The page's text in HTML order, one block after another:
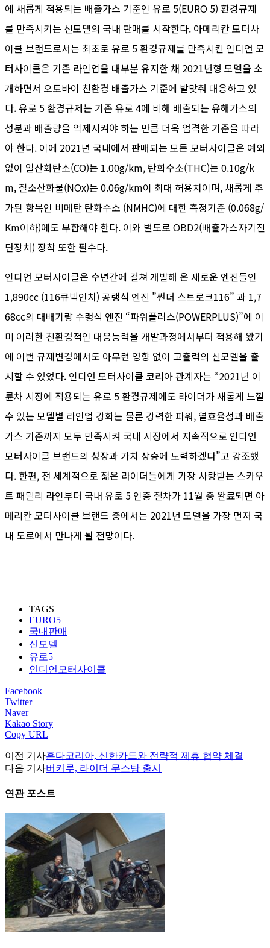
에 새롭게 적용되는 배출가스 기준인 유로 5(EURO 5) 환경규제
를 만족시키는 신모델의 국내 판매를 시작한다. 아메리칸 모터사
이클 브랜드로서는 최초로 유로 5 환경규제를 만족시킨 인디언 모
터사이클은 기존 라인업을 대부분 유지한 채 2021년형 모델을 소
개하면서 오토바이 친환경 배출가스 기준에 발맞춰 대응하고 있
다. 유로 5 환경규제는 기존 유로 4에 비해 배출되는 유해가스의
성분과 배출량을 억제시켜야 하는 만큼 더욱 엄격한 기준을 따라
야 한다. 이에 2021년 국내에서 판매되는 모든 모터사이클은 예외
없이 일산화탄소(CO)는 1.00g/km, 탄화수소(THC)는 0.10g/k
m, 질소산화물(NOx)는 0.06g/km이 최대 허용치이며, 새롭게 추
가된 항목인 비메탄 탄화수소 (NMHC)에 대한 측정기준 (0.068g/
Km이하)에도 부합해야 한다. 이와 별도로 OBD2(배출가스자기진
단장치) 장착 또한 필수다.
인디언 모터사이클은 수년간에 걸쳐 개발해 온 새로운 엔진들인
1,890cc (116큐빅인치) 공랭식 엔진 ”썬더 스트로크116” 과 1,7
68cc의 대배기량 수랭식 엔진 “파워플러스(POWERPLUS)”에 이
미 이러한 친환경적인 대응능력을 개발과정에서부터 적용해 왔기
에 이번 규제변경에서도 아무런 영향 없이 고출력의 신모델을 출
시할 수 있었다. 인디언 모터사이클 코리아 관계자는 “2021년 이
륜차 시장에 적용되는 유로 5 환경규제에도 라이더가 새롭게 느낄
수 있는 모델별 라인업 강화는 물론 강력한 파워, 열효율성과 배출
가스 기준까지 모두 만족시켜 국내 시장에서 지속적으로 인디언
모터사이클 브랜드의 성장과 가치 상승에 노력하겠다”고 강조했
다. 한편, 전 세계적으로 젊은 라이더들에게 가장 사랑받는 스카우
트 패밀리 라인부터 국내 유로 5 인증 절차가 11월 중 완료되면 아
메리칸 모터사이클 브랜드 중에서는 2021년 모델을 가장 먼저 국
내 도로에서 만나게 될 전망이다.
TAGS
EURO5
국내판매
신모델
유로5
인디언모터사이클
Facebook
Twitter
Naver
Kakao Story
Copy URL
이전 기사혼다코리아, 신한카드와 전략적 제휴 협약 체결
다음 기사버커루, 라이더 무스탕 출시
연관 포스트